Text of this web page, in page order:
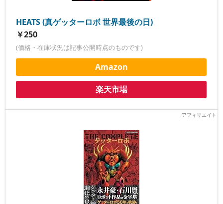
HEATS (真ゲッターロボ 世界最後の日)
￥250
(価格・在庫状況は記事公開時点のものです)
Amazon
楽天市場